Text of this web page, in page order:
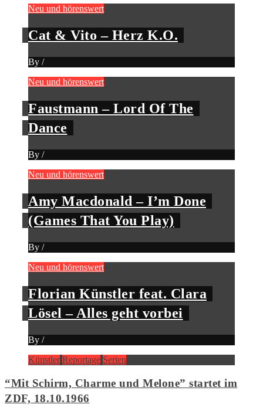
Neu und hörenswert
Cat & Vito – Herz K.O.
By /
Neu und hörenswert
Faustmann – Lord Of The
Dance
By /
Neu und hörenswert
Amy Macdonald – I’m Done
(Games That You Play)
By /
Neu und hörenswert
Florian Künstler feat. Clara
Lösel – Alles geht vorbei
By /
Künstler Reportage Serien
“Mit Schirm, Charme und Melone” startet im
ZDF, 18.10.1966